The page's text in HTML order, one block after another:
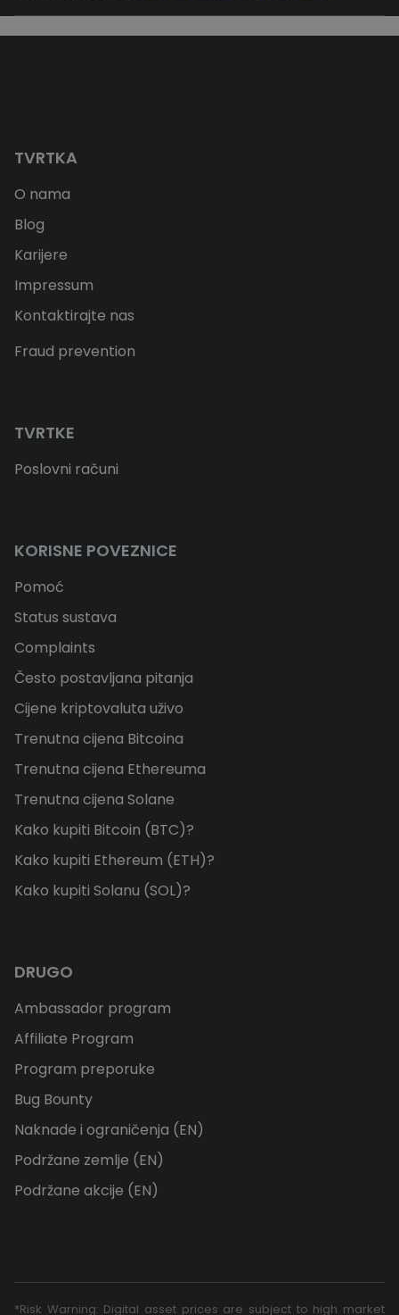
TVRTKA
O nama
Blog
Karijere
Impressum
Kontaktirajte nas
Fraud prevention
TVRTKE
Poslovni računi
KORISNE POVEZNICE
Pomoć
Status sustava
Complaints
Često postavljana pitanja
Cijene kriptovaluta uživo
Trenutna cijena Bitcoina
Trenutna cijena Ethereuma
Trenutna cijena Solane
Kako kupiti Bitcoin (BTC)?
Kako kupiti Ethereum (ETH)?
Kako kupiti Solanu (SOL)?
DRUGO
Ambassador program
Affiliate Program
Program preporuke
Bug Bounty
Naknade i ograničenja (EN)
Podržane zemlje (EN)
Podržane akcije (EN)
*Risk Warning: Digital asset prices are subject to high market